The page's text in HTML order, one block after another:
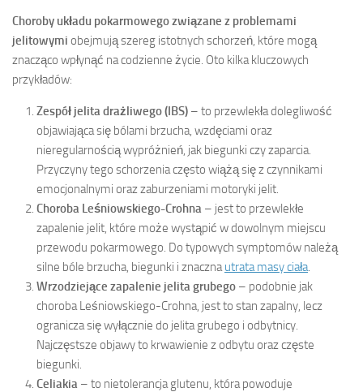
Choroby układu pokarmowego związane z problemami
jelitowymi obejmują szereg istotnych schorzeń, które mogą
znacząco wpłynąć na codzienne życie. Oto kilka kluczowych
przykładów:
Zespół jelita drażliwego (IBS) – to przewlekła dolegliwość
objawiająca się bólami brzucha, wzdęciami oraz
nieregularnością wypróżnień, jak biegunki czy zaparcia.
Przyczyny tego schorzenia często wiążą się z czynnikami
emocjonalnymi oraz zaburzeniami motoryki jelit.
Choroba Leśniowskiego-Crohna – jest to przewlekłe
zapalenie jelit, które może wystąpić w dowolnym miejscu
przewodu pokarmowego. Do typowych symptomów należą
silne bóle brzucha, biegunki i znacznautrata masy ciała.
Wrzodziejące zapalenie jelita grubego – podobnie jak
choroba Leśniowskiego-Crohna, jest to stan zapalny, lecz
ogranicza się wyłącznie do jelita grubego i odbytnicy.
Najczęstsze objawy to krwawienie z odbytu oraz częste
biegunki.
Celiakia – to nietolerancja glutenu, która powoduje